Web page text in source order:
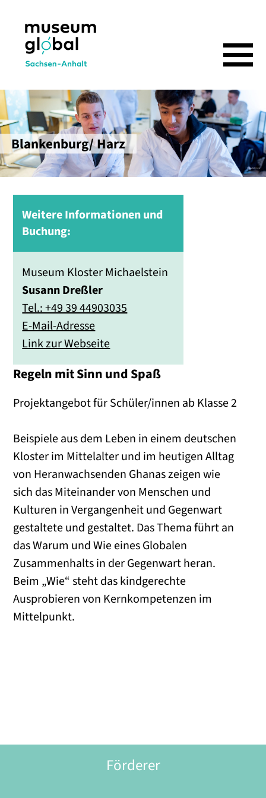
Blankenburg/ Harz
© Ray Behringer
Weitere Informationen und
Buchung:
Museum Kloster Michaelstein
Susann Dreßler
Tel.: +49 39 44903035
E-Mail-Adresse
Link zur Webseite
Regeln mit Sinn und Spaß
Projektangebot für Schüler/innen ab Klasse 2
Beispiele aus dem Leben in einem deutschen
Kloster im Mittelalter und im heutigen Alltag
von Heranwachsenden Ghanas zeigen wie
sich das Miteinander von Menschen und
Kulturen in Vergangenheit und Gegenwart
gestaltete und gestaltet. Das Thema führt an
das Warum und Wie eines Globalen
Zusammenhalts in der Gegenwart heran.
Beim „Wie“ steht das kindgerechte
Ausprobieren von Kernkompetenzen im
Mittelpunkt.
Förderer